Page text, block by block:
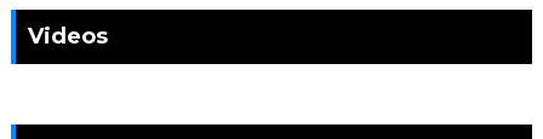
Videos